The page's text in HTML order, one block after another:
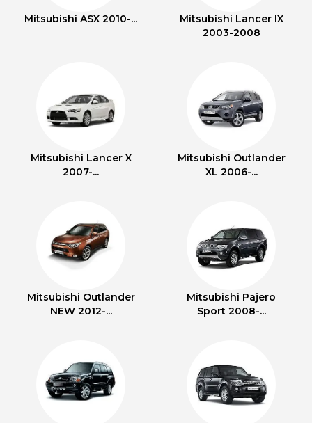
Mitsubishi ASX 2010-...
Mitsubishi Lancer IX
2003-2008
Mitsubishi Lancer X
2007-...
Mitsubishi Outlander
XL 2006-...
Mitsubishi Outlander
NEW 2012-...
Mitsubishi Pajero
Sport 2008-...